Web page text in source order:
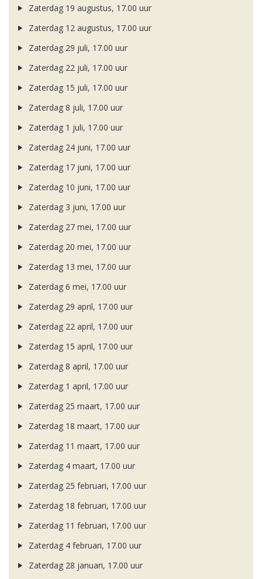
Zaterdag 19 augustus, 17.00 uur
Zaterdag 12 augustus, 17.00 uur
Zaterdag 29 juli, 17.00 uur
Zaterdag 22 juli, 17.00 uur
Zaterdag 15 juli, 17.00 uur
Zaterdag 8 juli, 17.00 uur
Zaterdag 1 juli, 17.00 uur
Zaterdag 24 juni, 17.00 uur
Zaterdag 17 juni, 17.00 uur
Zaterdag 10 juni, 17.00 uur
Zaterdag 3 juni, 17.00 uur
Zaterdag 27 mei, 17.00 uur
Zaterdag 20 mei, 17.00 uur
Zaterdag 13 mei, 17.00 uur
Zaterdag 6 mei, 17.00 uur
Zaterdag 29 april, 17.00 uur
Zaterdag 22 april, 17.00 uur
Zaterdag 15 april, 17.00 uur
Zaterdag 8 april, 17.00 uur
Zaterdag 1 april, 17.00 uur
Zaterdag 25 maart, 17.00 uur
Zaterdag 18 maart, 17.00 uur
Zaterdag 11 maart, 17.00 uur
Zaterdag 4 maart, 17.00 uur
Zaterdag 25 februari, 17.00 uur
Zaterdag 18 februari, 17.00 uur
Zaterdag 11 februari, 17.00 uur
Zaterdag 4 februari, 17.00 uur
Zaterdag 28 januari, 17.00 uur